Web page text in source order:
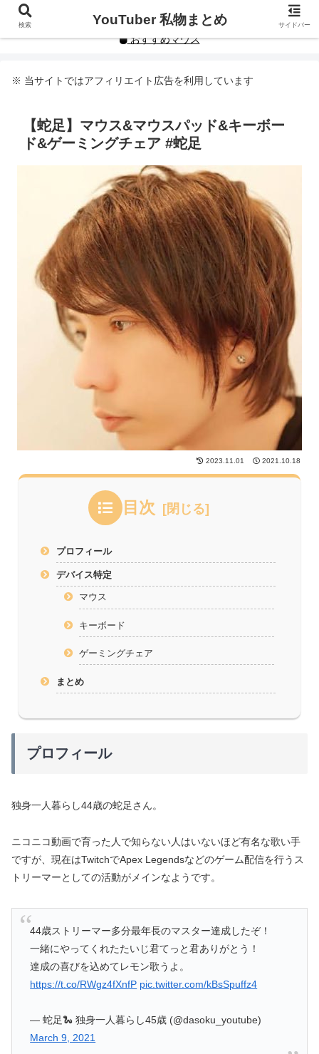
YouTuberや人気インフルエンサーの私物まとめです。
おすすめマウス
※ 当サイトではアフィリエイト広告を利用しています
【蛇足】マウス&マウスパッド&キーボー
ド&ゲーミングチェア #蛇足
2023.11.01 2021.10.18
目次
プロフィール
デバイス特定
マウス
キーボード
ゲーミングチェア
まとめ
プロフィール
独身一人暮らし44歳の蛇足さん。
ニコニコ動画で育った人で知らない人はいないほど有名な歌い手
ですが、現在はTwitchでApex Legendsなどのゲーム配信を行うス
トリーマーとしての活動がメインなようです。
44歳ストリーマー多分最年長のマスター達成したぞ！
一緒にやってくれたたいじ君てっと君ありがとう！
達成の喜びを込めてレモン歌うよ。
https://t.co/RWgz4fXnfP pic.twitter.com/kBsSpuffz4
— 蛇足🐍 独身一人暮らし45歳 (@dasoku_youtube)
March 9, 2021
検索 YouTuber 私物まとめ サイドバー